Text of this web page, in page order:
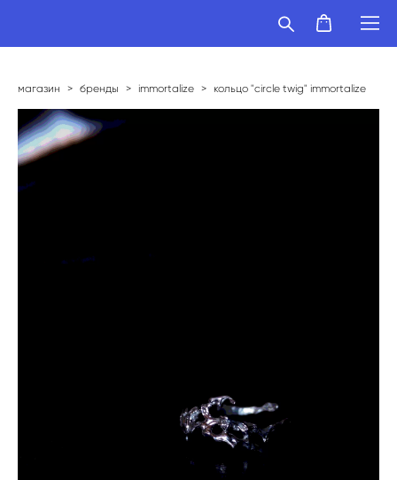
магазин > бренды > immortalize > кольцо "circle twig" immortalize